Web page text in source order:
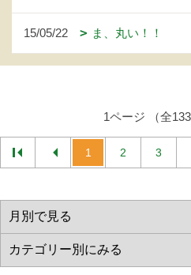
15/05/22 ま、丸い！！
1ページ （全
1 2 3